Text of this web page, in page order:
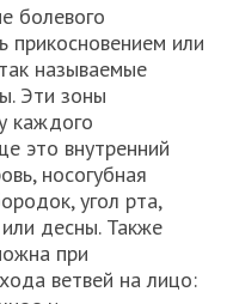
болевого
прикосновением или
называемые
Эти зоны
каждого
это внутренний
носогубная
угол рта,
десны. Также
при
ветвей на лицо: